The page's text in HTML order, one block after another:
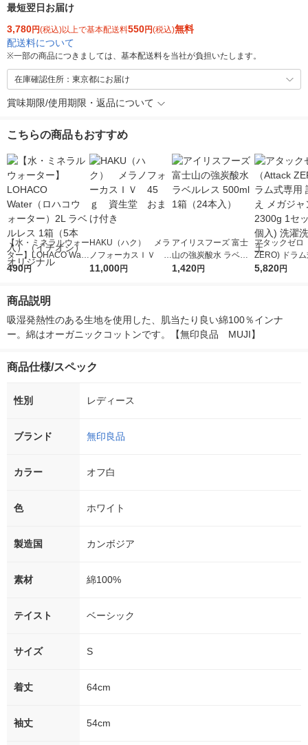
最短翌日お届け
3,780円(税込)以上で基本配送料550円(税込)無料
配送料について
※一部の商品につきましては、基本配送料を当社が負担いたします。
在庫確認住所：東京都にお届け
賞味期限/使用期限・返品について
こちらの商品もおすすめ
【水・ミネラルウォー
ター】LOHACO Wate
r（ロハコウォータ
シ） オリジナル
490円
HAKU（ハク） メラ
ノフォーカスＩＶ 4
5ｇ 資生堂 おまけ
11,000円
アイリスフーズ 富士
山の強炭酸水 ラベル
レス 500ml 1箱（24
1,420円
アタックゼロ
ZERO) ドラ
詰め替え メガ
5,820円
商品説明
吸湿発熱性のある生地を使用した、肌当たり良い綿100％インナ
ー。綿はオーガニックコットンです。【無印良品　MUJI】
商品仕様/スペック
性別 レディース
ブランド 無印良品
カラー オフ白
色 ホワイト
製造国 カンボジア
素材 綿100%
テイスト ベーシック
サイズ S
着丈 64cm
袖丈 54cm